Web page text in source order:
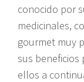
conocido por
medicinales,
gourmet muy
sus beneficios
ellos a